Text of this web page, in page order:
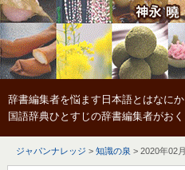
辞書編集者を悩ます日本語とはなに
国語辞典ひとすじの辞書編集者がお
ジャパンナレッジ > 知識の泉 > 2020年02